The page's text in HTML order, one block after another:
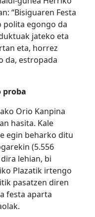
“Bisiguaren Festa
polita egongo da
jateko eta
eta, horrez
da, estropada
proba
Orio Kanpina
hasita. Kale
egin beharko ditu
(5.556
lehian, bi
Plazatik irtengo
pasatzen diren
festa aparta